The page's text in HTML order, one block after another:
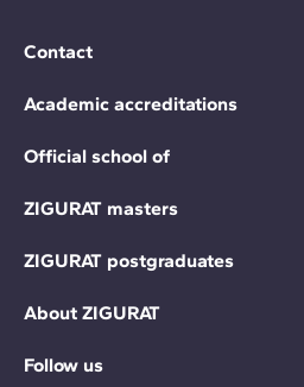
Contact
Academic accreditations
Official school of
ZIGURAT masters
ZIGURAT postgraduates
About ZIGURAT
Follow us